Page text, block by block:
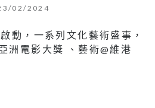
02/2024
動，一系列文化藝術盛事，
洲電影大獎 、藝術@維港